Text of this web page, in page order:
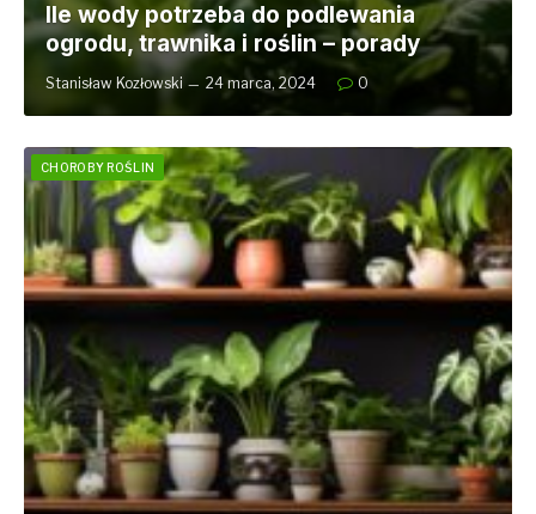
Ile wody potrzeba do podlewania
ogrodu, trawnika i roślin – porady
Stanisław Kozłowski 24 marca, 2024 0
CHOROBY ROŚLIN